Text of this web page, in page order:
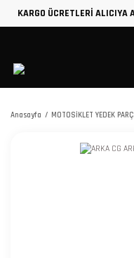
KARGO ÜCRETLERİ ALICIYA
Anasayfa MOTOSİKLET YEDEK